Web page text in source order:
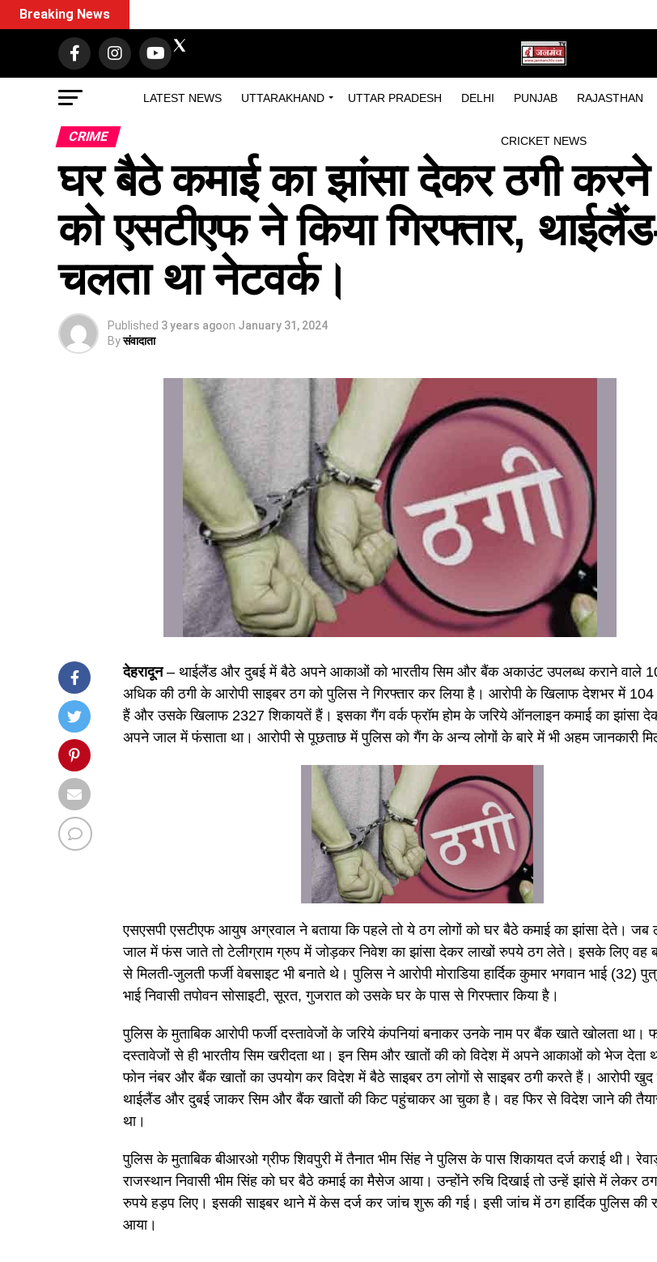
LATEST NEWS UTTARAKHAND UTTAR PRADESH DELHI PUNJAB RAJASTHAN
CRICKET NEWS
Breaking News ML vs
CRIME
घर बैठे कमाई का झांसा देकर ठगी करने
को एसटीएफ ने किया गिरफ्तार,
चलता था नेटवर्क।
Published 3 years agoon January 31, 2024
Byसंवादाता
देहरादून– थाईलैंड और दुबई में बैठे अपने आकाओं को भारतीय सिम और बैंक अकाउंट उपलब्ध कराने वाले
अधिक की ठगी के आरोपी साइबर ठग को पुलिस ने गिरफ्तार कर लिया है। आरोपी के खिलाफ देशभर में
हैं और उसके खिलाफ 2327 शिकायतें हैं। इसका गैंग वर्क फ्रॉम होम के जरिये ऑनलाइन कमाई का झांसा
अपने जाल में फंसाता था। आरोपी से पूछताछ में पुलिस को गैंग के अन्य लोगों के बारे में भी अहम जानकारी
एसएसपी एसटीएफ आयुष अग्रवाल ने बताया कि पहले तो ये ठग लोगों को घर बैठे कमाई का झांसा देते। जब
जाल में फंस जाते तो टेलीग्राम ग्रुप में जोड़कर निवेश का झांसा देकर लाखों रुपये ठग लेते। इसके लिए वह
से मिलती-जुलती फर्जी वेबसाइट भी बनाते थे। पुलिस ने आरोपी मोराडिया हार्दिक कुमार भगवान भाई (32)
भाई निवासी तपोवन सोसाइटी, सूरत, गुजरात को उसके घर के पास से गिरफ्तार किया है।
पुलिस के मुताबिक आरोपी फर्जी दस्तावेजों के जरिये कंपनियां बनाकर उनके नाम पर बैंक खाते खोलता था।
दस्तावेजों से ही भारतीय सिम खरीदता था। इन सिम और खातों की को विदेश में अपने आकाओं को भेज देता
फोन नंबर और बैंक खातों का उपयोग कर विदेश में बैठे साइबर ठग लोगों से साइबर ठगी करते हैं। आरोपी खुद
थाईलैंड और दुबई जाकर सिम और बैंक खातों की किट पहुंचाकर आ चुका है। वह फिर से विदेश जाने की
था।
पुलिस के मुताबिक बीआरओ ग्रीफ शिवपुरी में तैनात भीम सिंह ने पुलिस के पास शिकायत दर्ज कराई थी।
राजस्थान निवासी भीम सिंह को घर बैठे कमाई का मैसेज आया। उन्होंने रुचि दिखाई तो उन्हें झांसे में लेकर
रुपये हड़प लिए। इसकी साइबर थाने में केस दर्ज कर जांच शुरू की गई। इसी जांच में ठग हार्दिक पुलिस की
आया।